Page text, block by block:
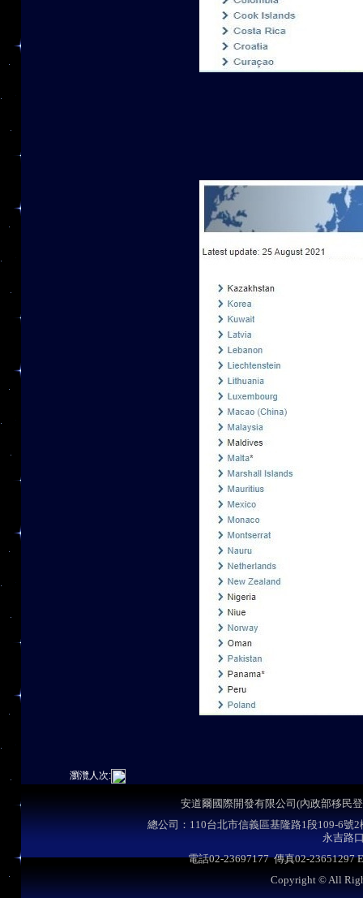
瀏灠人次:
安道爾國際開發有限公司 (內政部移民
總公司：110台北市信義區基隆路1段109-6號2
永吉路
電話02-23697177 傳真02-23651297
Copyright © All